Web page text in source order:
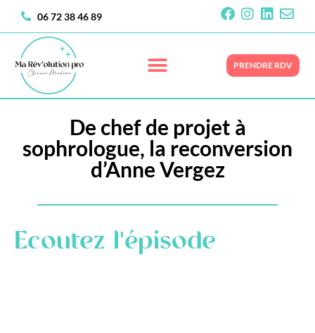
06 72 38 46 89
PRENDRE RDV
De chef de projet à
sophrologue, la reconversion
d’Anne Vergez
Ecoutez l'épisode